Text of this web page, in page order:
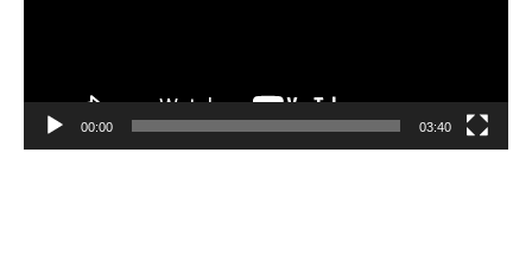
00:00 03:40